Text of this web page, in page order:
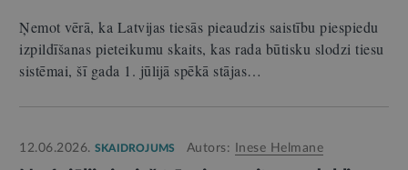
Ņemot vērā, ka Latvijas tiesās pieaudzis saistību piespiedu
izpildīšanas pieteikumu skaits, kas rada būtisku slodzi tiesu
sistēmai, šī gada 1. jūlijā spēkā stājas…
12.06.2026. SKAIDROJUMS Autors: Inese Helmane